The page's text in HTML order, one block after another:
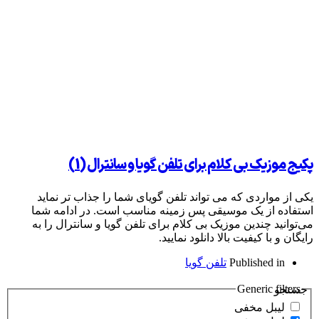
کلام برای تلفن گویا و سانترال (1)
که می تواند تلفن گویای شما را جذاب تر نماید
یک موسیقی پس زمینه مناسب است. در ادامه شما
موزیک بی کلام برای تلفن گویا و سانترال را به
بالا دانلود نمایید.
تلفن گویا
مخفی